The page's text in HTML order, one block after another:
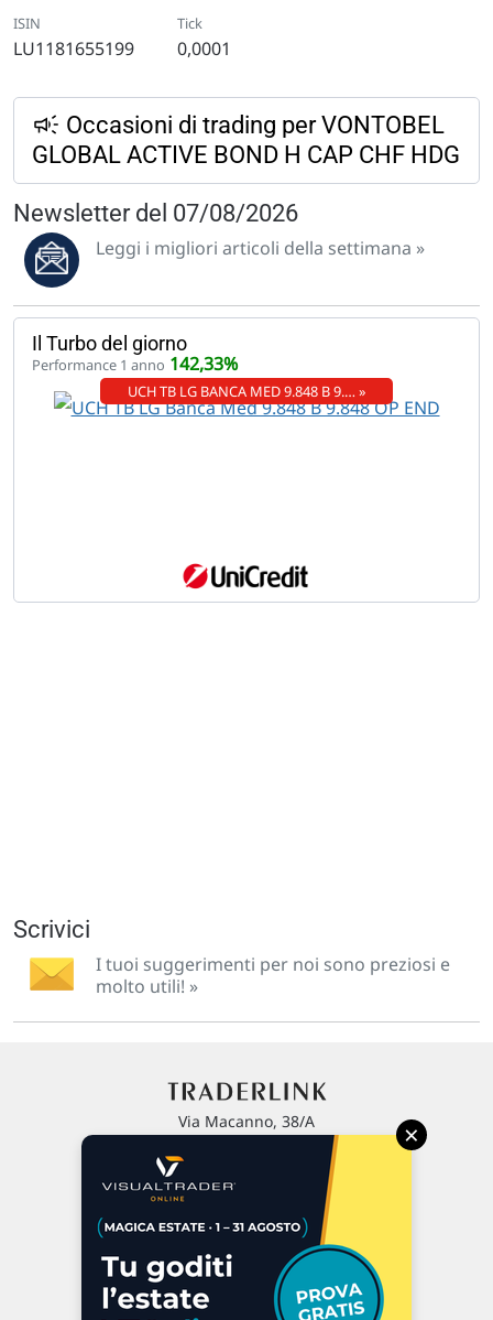
ISIN
LU1181655199
Tick
0,0001
Occasioni di trading per VONTOBEL
GLOBAL ACTIVE BOND H CAP CHF HDG
Newsletter del 07/08/2026
Leggi i migliori articoli della settimana »
Il Turbo del giorno
Performance 1 anno 142,33%
UCH TB LG BANCA MED 9.848 B 9.… »
Scrivici
I tuoi suggerimenti per noi sono preziosi e
molto utili! »
Via Macanno, 38/A
P.IVA 02 452 460 401
Chi siamo
Commenti e segnalazioni
Contattaci
×